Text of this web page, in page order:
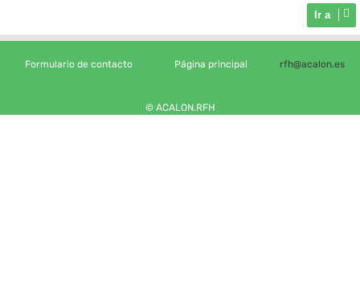
Ir a
Formulario de contacto Página principal rfh@acalon.es
© ACALON.RFH